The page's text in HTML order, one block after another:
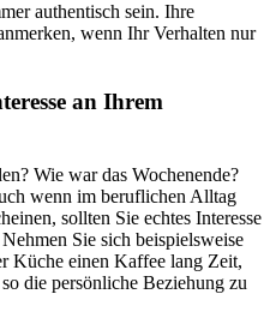
authentisch sein. Ihre
wenn Ihr Verhalten nur
an Ihrem
Wie war das Wochenende?
wenn im beruflichen Alltag
sollten Sie echtes Interesse
Sie sich beispielsweise
Küche einen Kaffee lang Zeit,
die persönliche Beziehung zu